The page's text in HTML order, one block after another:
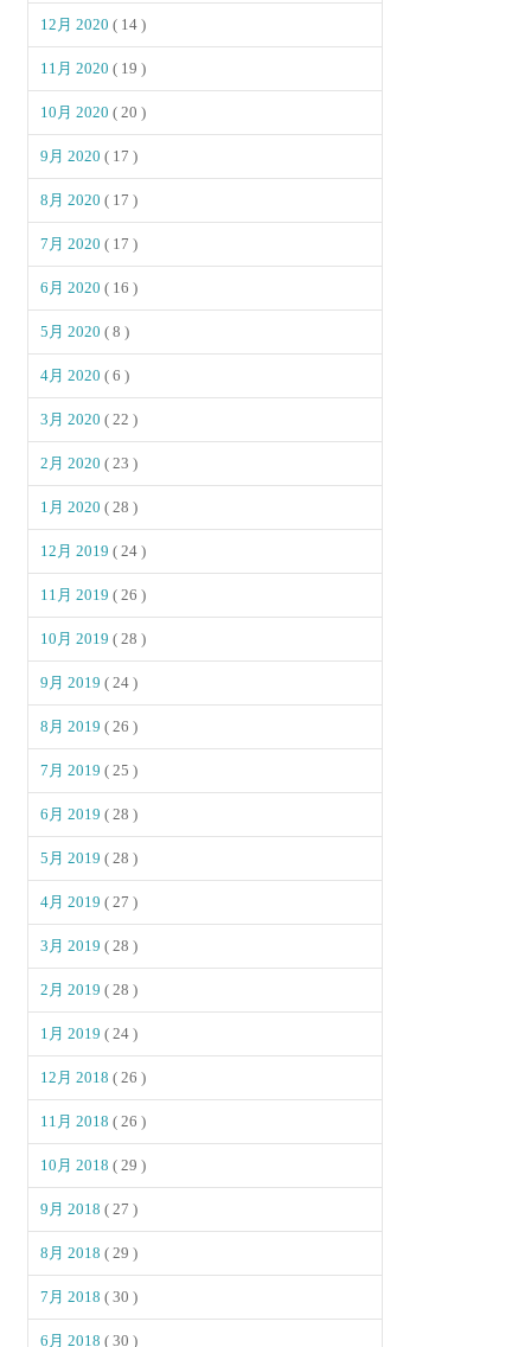
12月 2020( 14 )
11月 2020( 19 )
10月 2020( 20 )
9月 2020( 17 )
8月 2020( 17 )
7月 2020( 17 )
6月 2020( 16 )
5月 2020( 8 )
4月 2020( 6 )
3月 2020( 22 )
2月 2020( 23 )
1月 2020( 28 )
12月 2019( 24 )
11月 2019( 26 )
10月 2019( 28 )
9月 2019( 24 )
8月 2019( 26 )
7月 2019( 25 )
6月 2019( 28 )
5月 2019( 28 )
4月 2019( 27 )
3月 2019( 28 )
2月 2019( 28 )
1月 2019( 24 )
12月 2018( 26 )
11月 2018( 26 )
10月 2018( 29 )
9月 2018( 27 )
8月 2018( 29 )
7月 2018( 30 )
6月 2018( 30 )